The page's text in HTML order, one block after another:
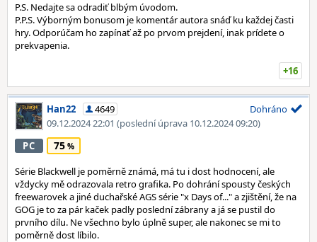
P.S. Nedajte sa odradiť blbým úvodom.
P.P.S. Výborným bonusom je komentár autora snáď ku každej časti
hry. Odporúčam ho zapínať až po prvom prejdení, inak prídete o
prekvapenia.
+16
Han22
4649
09.12.2024 22:01 (poslední úprava 10.12.2024 09:20)
Dohráno
PC 75
Série Blackwell je poměrně známá, má tu i dost hodnocení, ale
vždycky mě odrazovala retro grafika. Po dohrání spousty českých
freewarovek a jiné duchařské AGS série "x Days of..." a zjištění, že na
GOG je to za pár kaček padly poslední zábrany a já se pustil do
prvního dílu. Ne všechno bylo úplně super, ale nakonec se mi to
poměrně dost líbilo.